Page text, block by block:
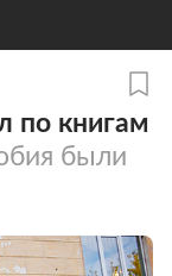
по книгам
были